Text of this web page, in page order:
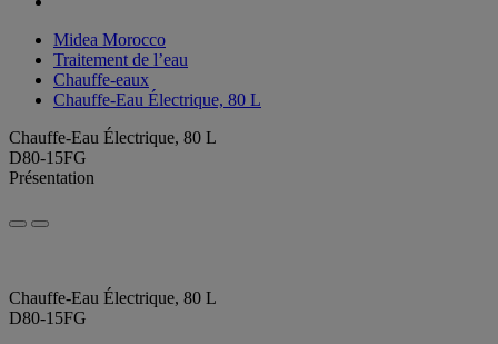
Midea Morocco
Traitement de l’eau
Chauffe-eaux
Chauffe-Eau Électrique, 80 L
Chauffe-Eau Électrique, 80 L
D80-15FG
Présentation
Chauffe-Eau Électrique, 80 L
D80-15FG